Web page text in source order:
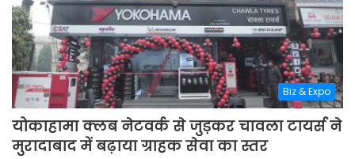
Biz & Expo
योकाहामा क्लब नेटवर्क से जुड़कर चावला टायर्स ने
मुरादाबाद में बढ़ाया ग्राहक सेवा का स्तर